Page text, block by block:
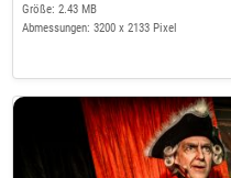
Größe: 2.43 MB
Abmessungen: 3200 x 2133 Pixel